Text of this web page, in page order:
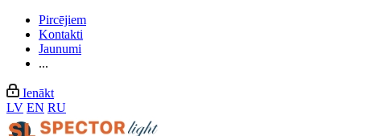
Pircējiem
Kontakti
Jaunumi
...
Ienākt
LV EN RU